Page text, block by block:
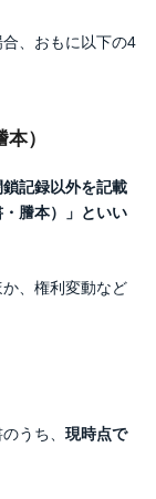
、おもに以下の4
）
鎖記録以外を記載
謄本）」といい
、権利変動など
うち、 現時点で